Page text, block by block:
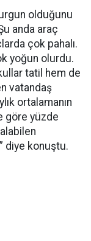
olduğunu
anda araç
çok pahalı.
yoğun olurdu.
tatil hem de
vatandaş
ortalamanın
göre yüzde
diye konuştu.